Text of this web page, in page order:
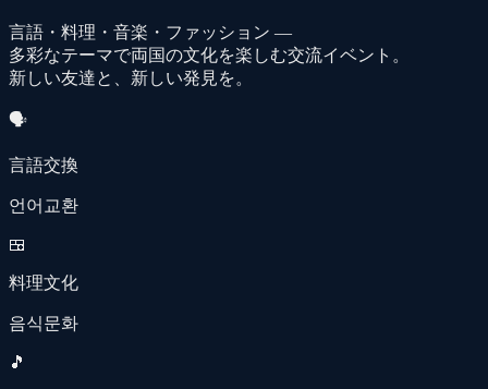
言語・料理・音楽・ファッション —
多彩なテーマで両国の文化を楽しむ交流イベント。
新しい友達と、新しい発見を。
🗣️
言語交換
언어교환
🍱
料理文化
음식문화
🎵